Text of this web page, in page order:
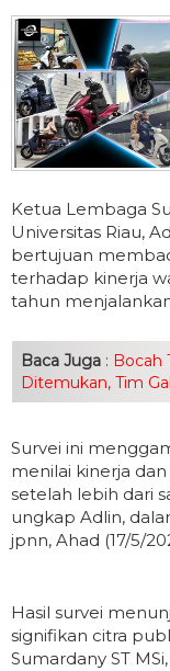
Ketua Lembaga
Universitas Riau,
bertujuan
terhadap kinerja
tahun
Baca Juga : Bocah
Ditemukan, Tim
Survei ini
menilai kinerja
setelah lebih dari
ungkap Adlin,
jpnn, Ahad (17/5/
Hasil survei
signifikan citra
Sumardany ST